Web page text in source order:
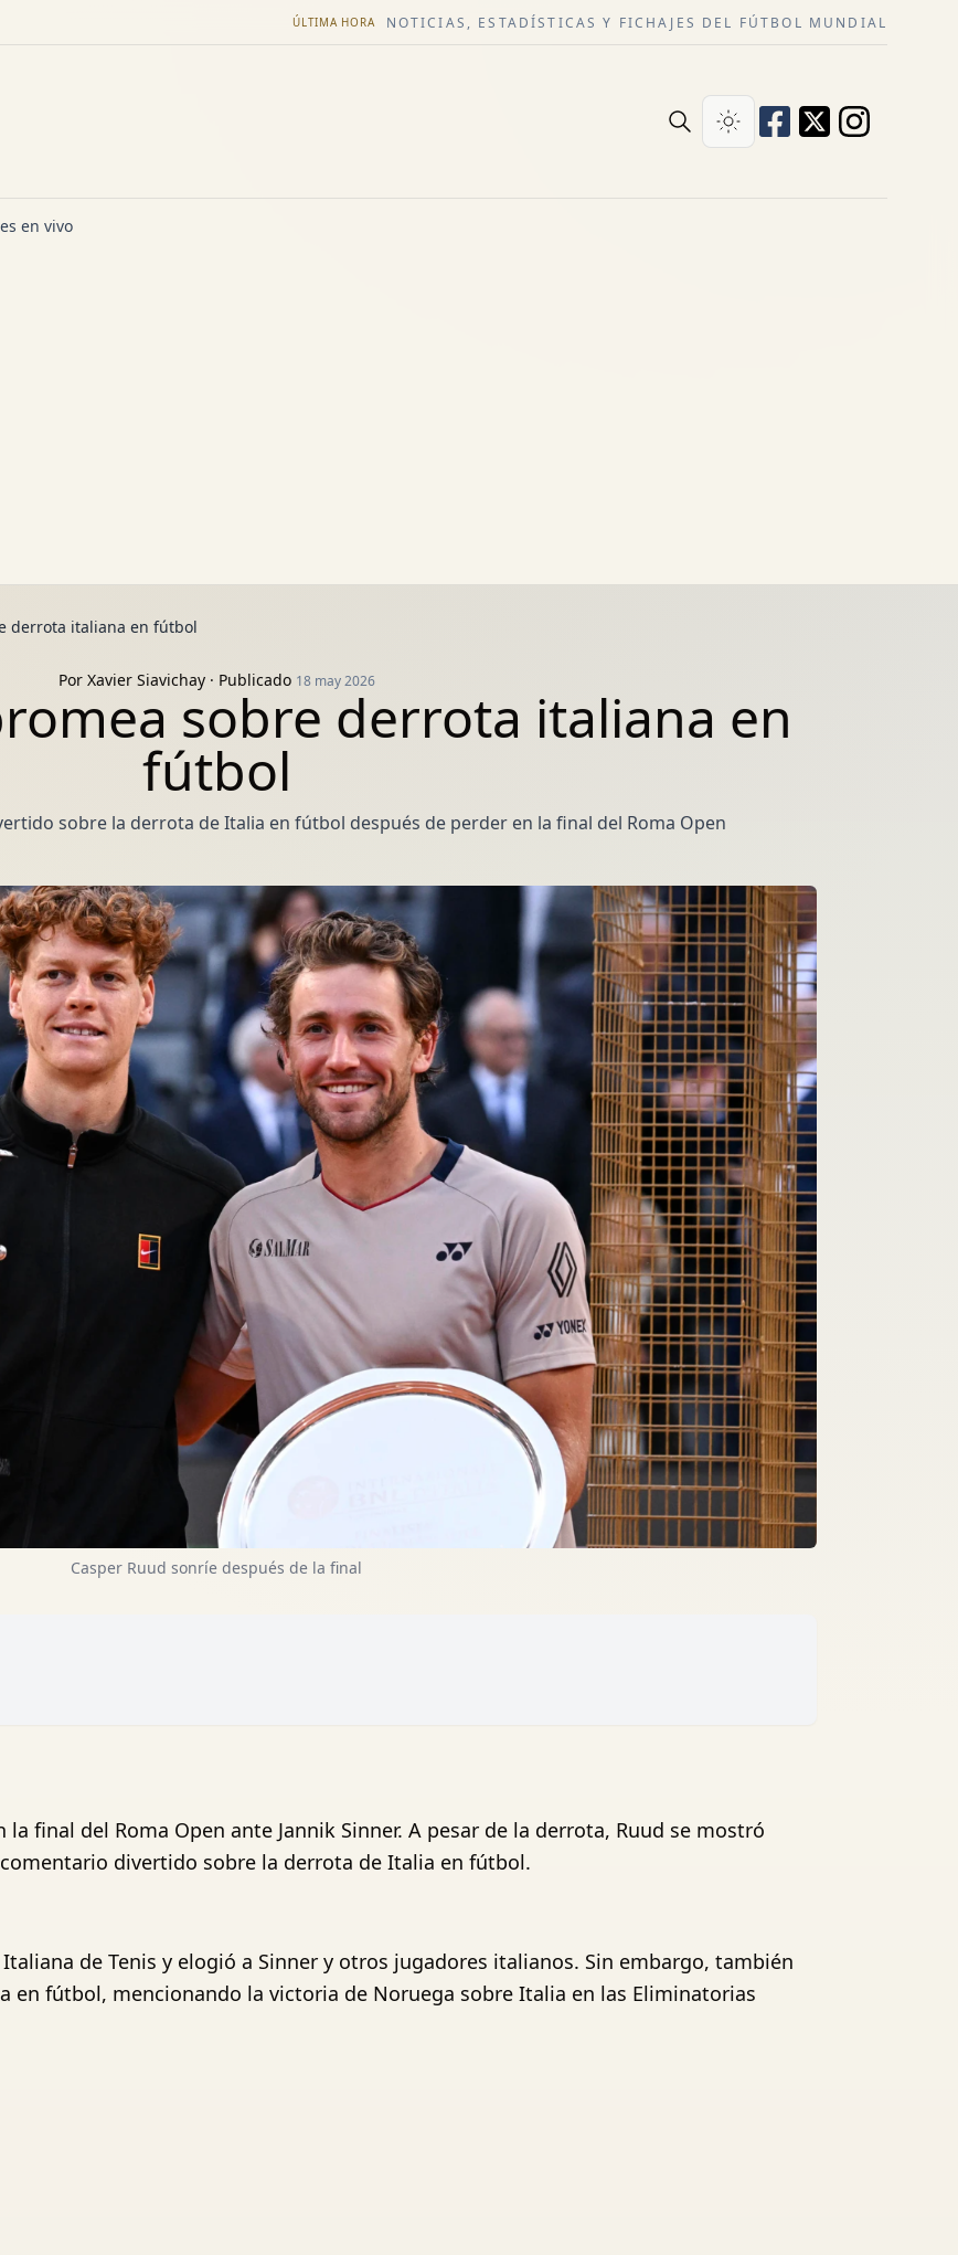
ÚLTIMA HORA NOTICIAS, ESTADÍSTICAS Y FICHAJES DEL FÚTBOL MUNDIAL
en vivo
derrota italiana en fútbol
Por Xavier Siavichay· Publicado 18 may 2026
sobre derrota italiana en
fútbol
sobre la derrota de Italia en fútbol después de perder en la final del Roma Open
Casper Ruud sonríe después de la final
final del Roma Open ante Jannik Sinner. A pesar de la derrota, Ruud se mostró
divertido sobre la derrota de Italia en fútbol.
de Tenis y elogió a Sinner y otros jugadores italianos. Sin embargo, también
en fútbol, mencionando la victoria de Noruega sobre Italia en las Eliminatorias